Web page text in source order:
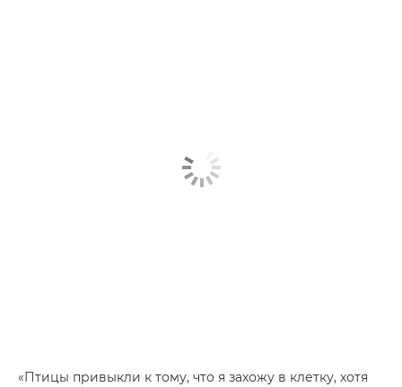
«Птицы привыкли к тому, что я захожу в клетку, хотя